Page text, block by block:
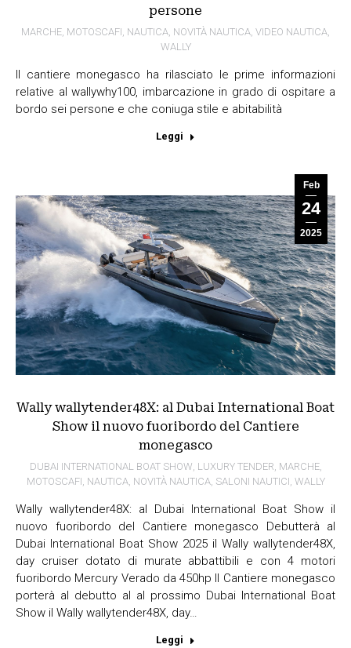
persone
MARCHE MOTOSCAFI NAUTICA NOVITÀ NAUTICA VIDEO NAUTICA
WALLY
Il cantiere monegasco ha rilasciato le prime informazioni
relative al wallywhy100, imbarcazione in grado di ospitare a
bordo sei persone e che coniuga stile e abitabilità
Leggi
Feb
24
2025
Wally wallytender48X: al Dubai International Boat
Show il nuovo fuoribordo del Cantiere
monegasco
DUBAI INTERNATIONAL BOAT SHOW, LUXURY TENDER, MARCHE,
MOTOSCAFI, NAUTICA, NOVITÀ NAUTICA, SALONI NAUTICI, WALLY
Wally wallytender48X: al Dubai International Boat Show il
nuovo fuoribordo del Cantiere monegasco Debutterà al
Dubai International Boat Show 2025 il Wally wallytender48X,
day cruiser dotato di murate abbattibili e con 4 motori
fuoribordo Mercury Verado da 450hp Il Cantiere monegasco
porterà al debutto al al prossimo Dubai International Boat
Show il Wally wallytender48X, day…
Leggi